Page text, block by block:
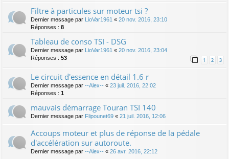
Filtre à particules sur moteur tsi ?
Dernier message par LioVar1961 « 20 nov. 2016, 23:10
Réponses : 8
Tableau de conso TSI - DSG
Dernier message par LioVar1961 « 20 nov. 2016, 23:04
Réponses : 53 1 2 3
Le circuit d'essence en détail 1.6 r
Dernier message par --Alex-- « 23 juil. 2016, 22:02
Réponses : 1
mauvais démarrage Touran TSI 140
Dernier message par Flipounet69 « 21 juil. 2016, 12:06
Accoups moteur et plus de réponse de la pédale
d'accélération sur autoroute.
Dernier message par --Alex-- « 26 avr. 2016, 22:12